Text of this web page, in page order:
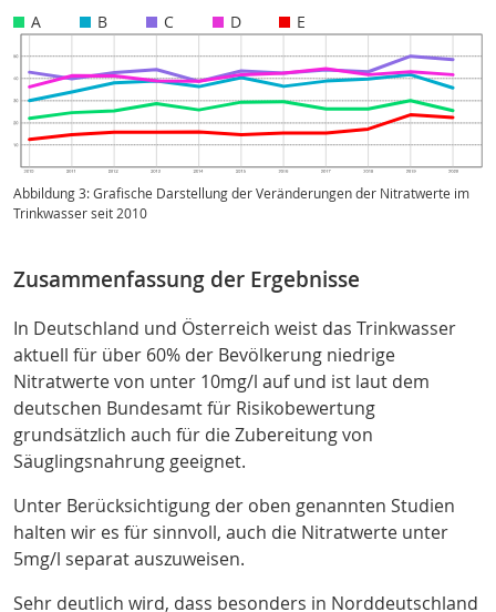
A B C D E
Abbildung 3: Grafische Darstellung der Veränderungen der Nitratwerte im
Trinkwasser seit 2010
Zusammenfassung der Ergebnisse
In Deutschland und Österreich weist das Trinkwasser
aktuell für über 60% der Bevölkerung niedrige
Nitratwerte von unter 10mg/l auf und ist laut dem
deutschen Bundesamt für Risikobewertung
grundsätzlich auch für die Zubereitung von
Säuglingsnahrung geeignet.
Unter Berücksichtigung der oben genannten Studien
halten wir es für sinnvoll, auch die Nitratwerte unter
5mg/l separat auszuweisen.
Sehr deutlich wird, dass besonders in Norddeutschland